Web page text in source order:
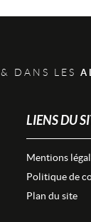
& DANS LES
LIENS DU
Mentions
Politique de
Plan du site